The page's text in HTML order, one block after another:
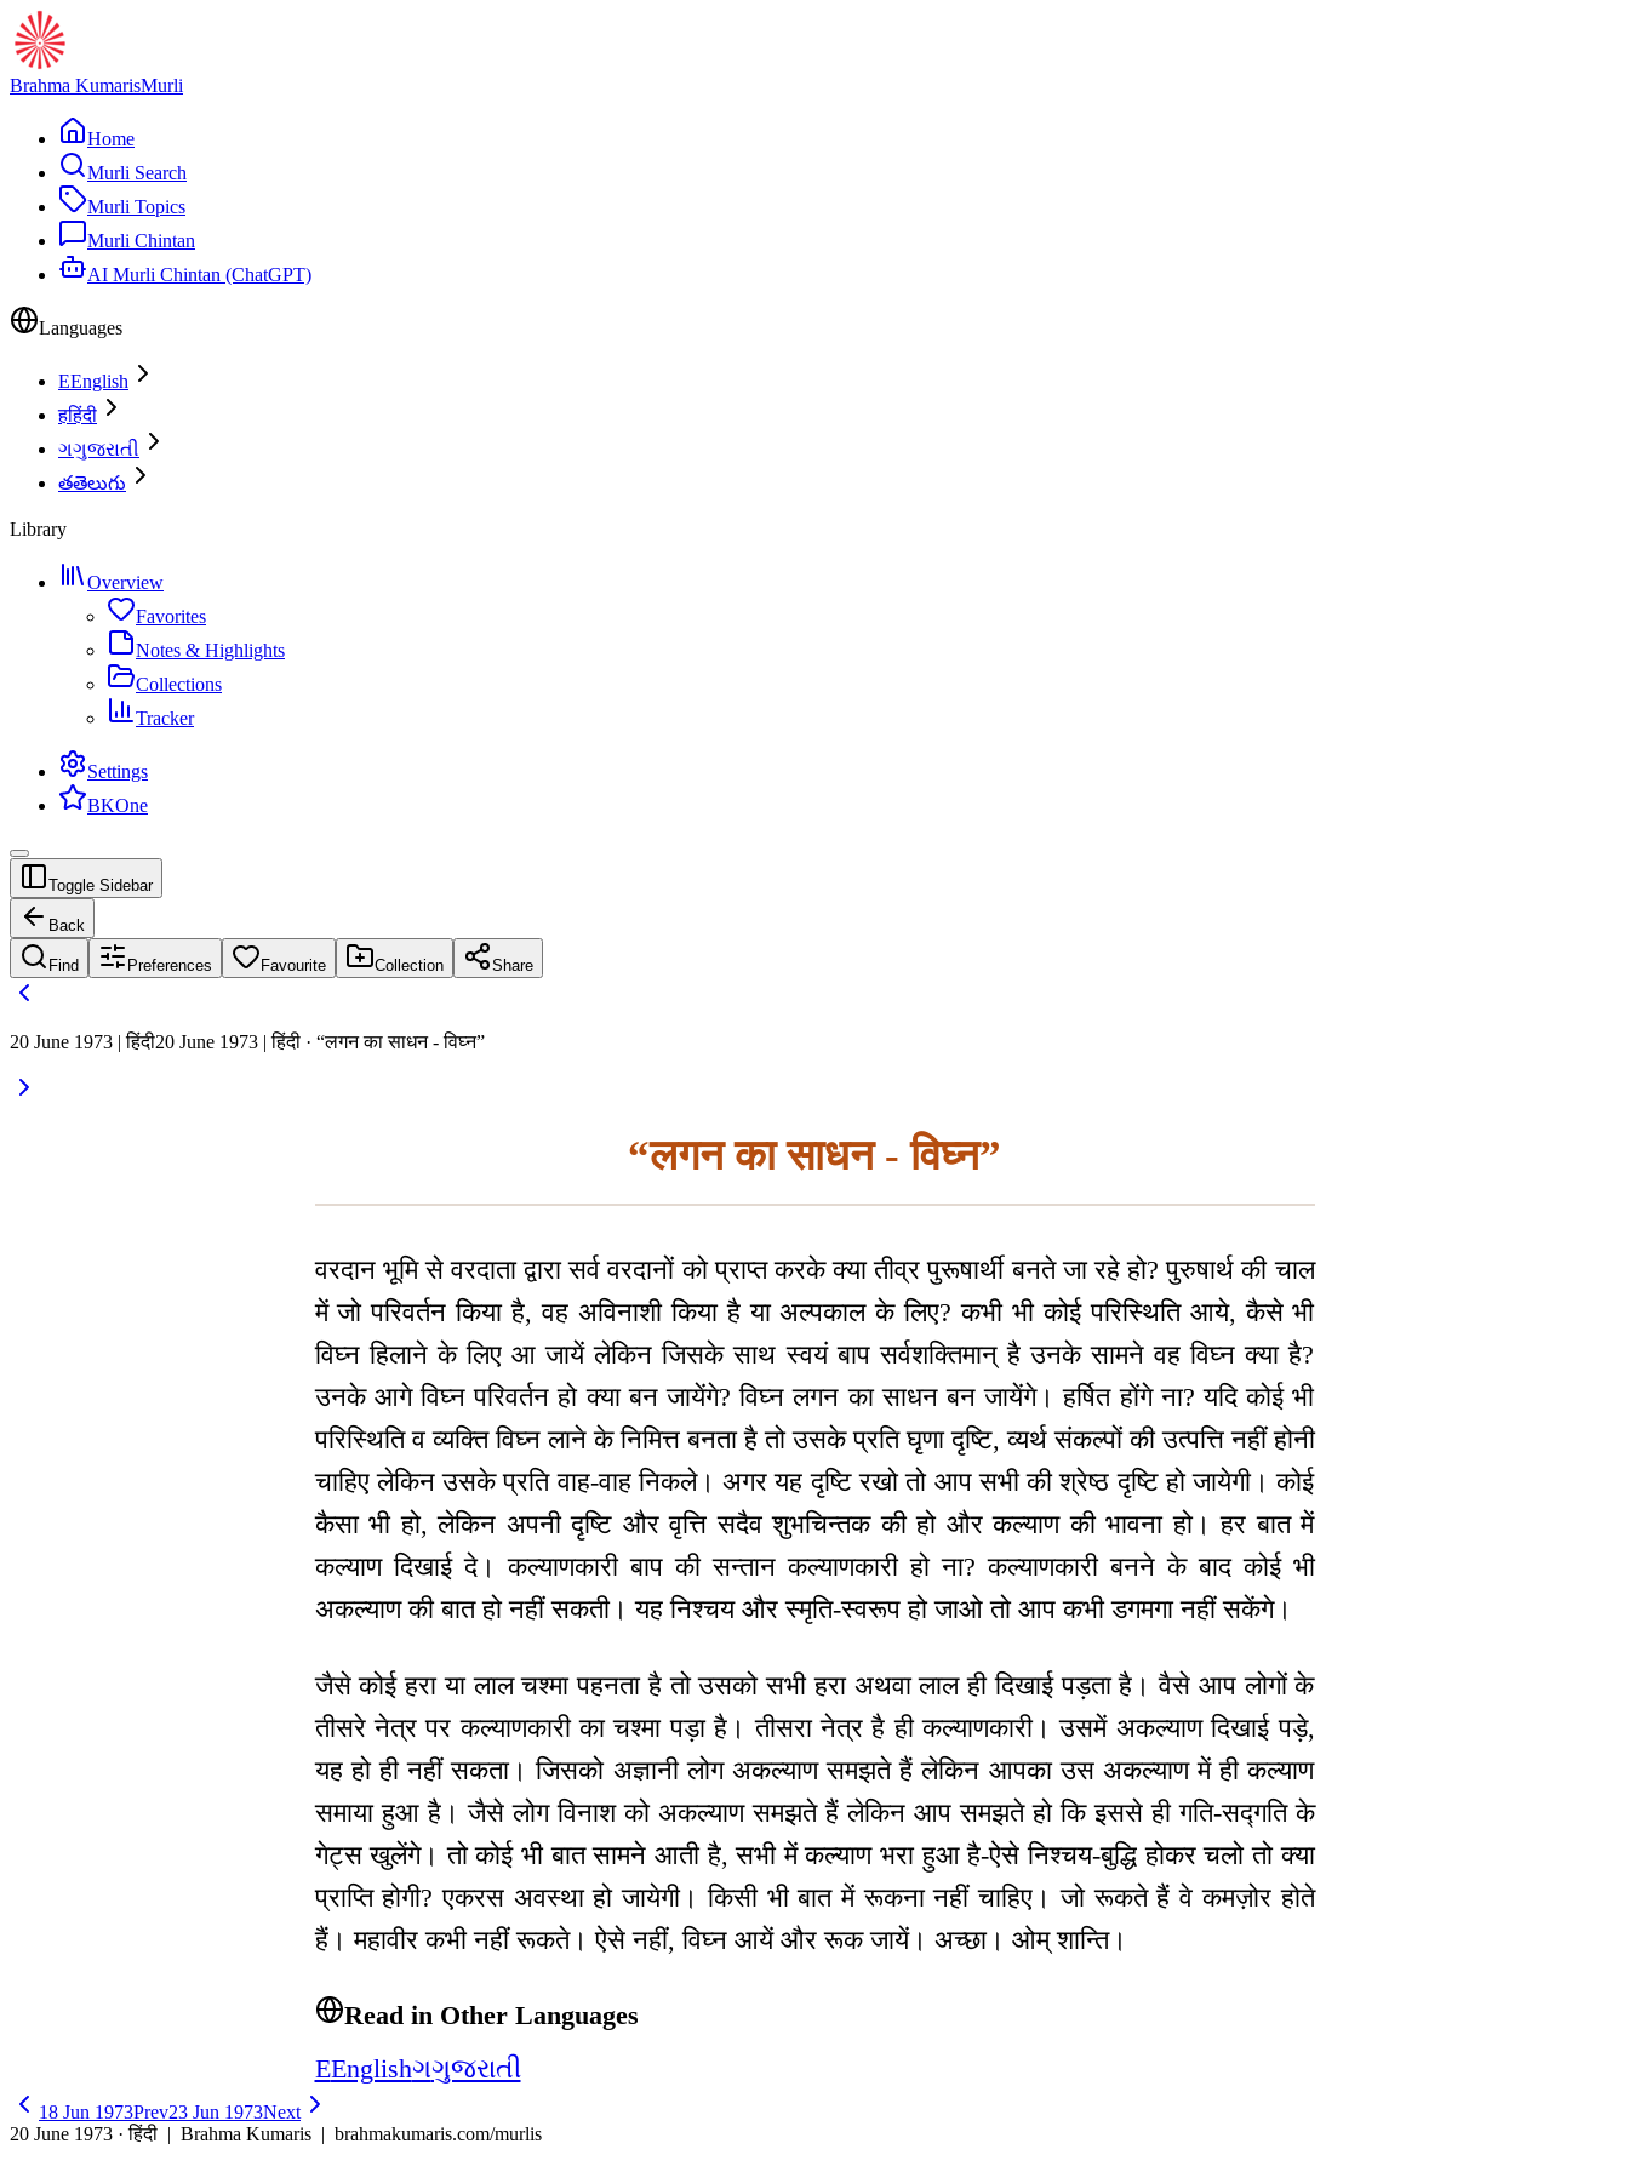
Brahma KumarisMurli
Home
Murli Search
Murli Topics
Murli Chintan
AI Murli Chintan (ChatGPT)
Languages
EEnglish
हहिंदी
ગગુજરાતી
తతెలుగు
Library
Overview
Favorites
Notes & Highlights
Collections
Tracker
Settings
BKOne
Toggle Sidebar
Back
Find Preferences Favourite Collection Share
20 June 1973 | हिंदी20 June 1973 | हिंदी · “लगन का साधन - विघ्न”
“लगन का साधन - विघ्न”
वरदान भूमि से वरदाता द्वारा सर्व वरदानों को प्राप्त करके क्या तीव्र पुरूषार्थी बनते जा रहे हो? पुरुषार्थ की चाल
में जो परिवर्तन किया है, वह अविनाशी किया है या अल्पकाल के लिए? कभी भी कोई परिस्थिति आये, कैसे भी
विघ्न हिलाने के लिए आ जायें लेकिन जिसके साथ स्वयं बाप सर्वशक्तिमान् है उनके सामने वह विघ्न क्या है?
उनके आगे विघ्न परिवर्तन हो क्या बन जायेंगे? विघ्न लगन का साधन बन जायेंगे। हर्षित होंगे ना? यदि कोई भी
परिस्थिति व व्यक्ति विघ्न लाने के निमित्त बनता है तो उसके प्रति घृणा दृष्टि, व्यर्थ संकल्पों की उत्पत्ति नहीं होनी
चाहिए लेकिन उसके प्रति वाह-वाह निकले। अगर यह दृष्टि रखो तो आप सभी की श्रेष्ठ दृष्टि हो जायेगी। कोई
कैसा भी हो, लेकिन अपनी दृष्टि और वृत्ति सदैव शुभचिन्तक की हो और कल्याण की भावना हो। हर बात में
कल्याण दिखाई दे। कल्याणकारी बाप की सन्तान कल्याणकारी हो ना? कल्याणकारी बनने के बाद कोई भी
अकल्याण की बात हो नहीं सकती। यह निश्चय और स्मृति-स्वरूप हो जाओ तो आप कभी डगमगा नहीं सकेंगे।
जैसे कोई हरा या लाल चश्मा पहनता है तो उसको सभी हरा अथवा लाल ही दिखाई पड़ता है। वैसे आप लोगों के
तीसरे नेत्र पर कल्याणकारी का चश्मा पड़ा है। तीसरा नेत्र है ही कल्याणकारी। उसमें अकल्याण दिखाई पड़े,
यह हो ही नहीं सकता। जिसको अज्ञानी लोग अकल्याण समझते हैं लेकिन आपका उस अकल्याण में ही कल्याण
समाया हुआ है। जैसे लोग विनाश को अकल्याण समझते हैं लेकिन आप समझते हो कि इससे ही गति-सद्गति के
गेट्स खुलेंगे। तो कोई भी बात सामने आती है, सभी में कल्याण भरा हुआ है-ऐसे निश्चय-बुद्धि होकर चलो तो क्या
प्राप्ति होगी? एकरस अवस्था हो जायेगी। किसी भी बात में रूकना नहीं चाहिए। जो रूकते हैं वे कमज़ोर होते
हैं। महावीर कभी नहीं रूकते। ऐसे नहीं, विघ्न आयें और रूक जायें। अच्छा। ओम् शान्ति।
Read in Other Languages
EEnglishગગુજરાતી
18 Jun 1973Prev23 Jun 1973Next
20 June 1973 · हिंदी | Brahma Kumaris | brahmakumaris.com/murlis